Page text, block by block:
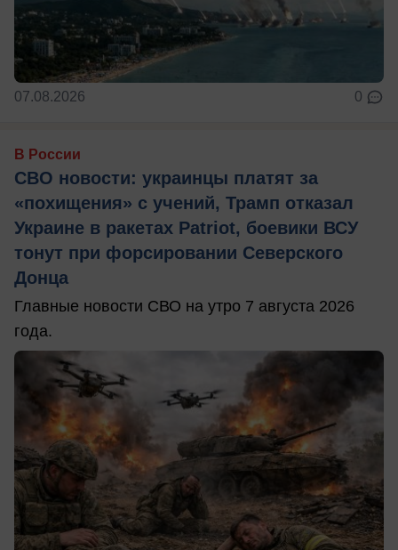
07.08.2026 0
В России
СВО новости: украинцы платят за
«похищения» с учений, Трамп отказал
Украине в ракетах Patriot, боевики ВСУ
тонут при форсировании Северского
Донца
Главные новости СВО на утро 7 августа 2026
года.